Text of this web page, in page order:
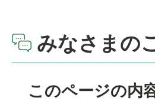
みなさまの
このページの内